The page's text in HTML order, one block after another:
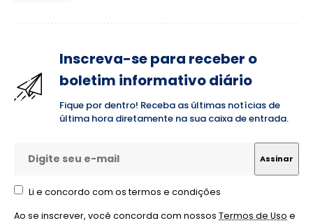
Inscreva-se para receber o
boletim informativo diário
Fique por dentro! Receba as últimas notícias de
última hora diretamente na sua caixa de entrada.
Li e concordo com os termos e condições
Ao se inscrever, você concorda com nossos Termos de Uso e